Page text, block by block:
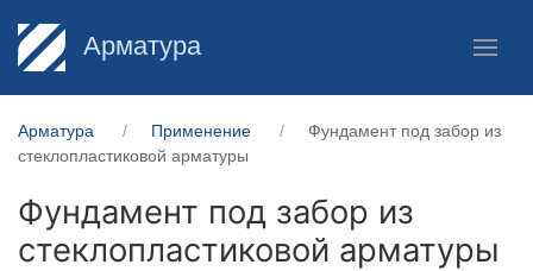
Арматура
Арматура Применение
Фундамент под забор из
стеклопластиковой арматуры
Фундамент под забор из
стеклопластиковой арматуры